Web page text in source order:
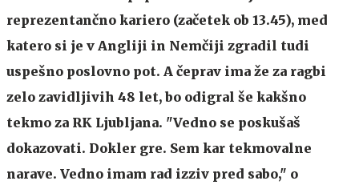
reprezentančno kariero (začetek ob 13.45), med
katero si je v Angliji in Nemčiji zgradil tudi
uspešno poslovno pot. A čeprav ima že za ragbi
zelo zavidljivih 48 let, bo odigral še kakšno
tekmo za RK Ljubljana. "Vedno se poskušaš
dokazovati. Dokler gre. Sem kar tekmovalne
narave. Vedno imam rad izziv pred sabo," o